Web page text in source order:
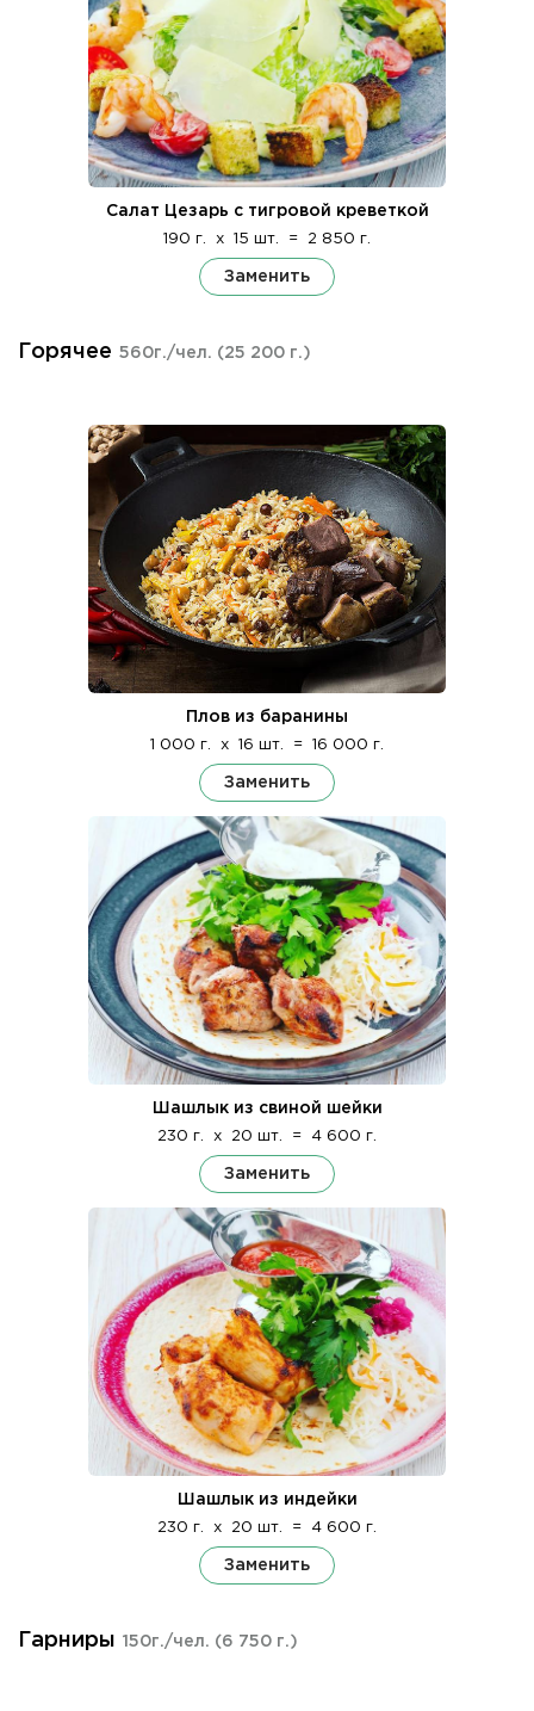
Салат Цезарь с тигровой креветкой
190 г. x 15 шт. = 2 850 г.
Заменить
Горячее 560г./чел. (25 200 г.)
Плов из баранины
1 000 г. x 16 шт. = 16 000 г.
Заменить
Шашлык из свиной шейки
230 г. x 20 шт. = 4 600 г.
Заменить
Шашлык из индейки
230 г. x 20 шт. = 4 600 г.
Заменить
Гарниры 150г./чел. (6 750 г.)